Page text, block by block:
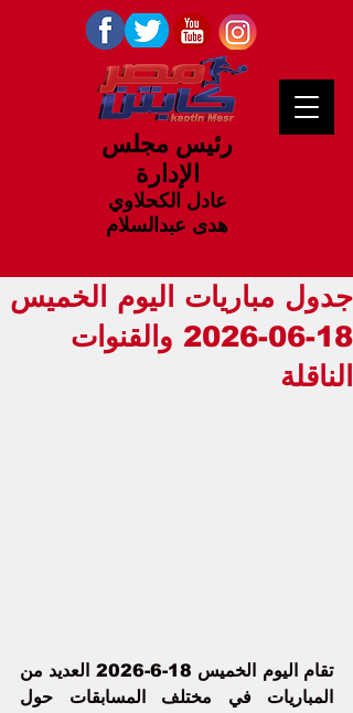
رئيس مجلس
الإدارة
عادل الكحلاوي
هدى عبدالسلام
جدول مباريات اليوم الخميس
18-06-2026 والقنوات
الناقلة